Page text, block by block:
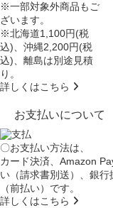
※一部対象外商品もご
ざいます。
※北海道1,100円(税
込)、沖縄2,200円(税
込)、離島は別途見積
り。
詳しくはこちら
お支払いについて
〇お支払い方法は、
カード決済、Amazon
い（請求書別送）、銀行
（前払い）です。
詳しくはこちら